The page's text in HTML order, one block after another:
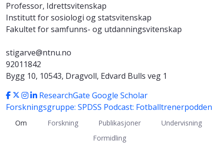
Professor, Idrettsvitenskap
Institutt for sosiologi og statsvitenskap
Fakultet for samfunns- og utdanningsvitenskap
stigarve@ntnu.no
92011842
Bygg 10, 10543, Dragvoll, Edvard Bulls veg 1
ResearchGateGoogle Scholar
Forskningsgruppe: SPDSS Podcast: Fotballtrenerpodden
Om Forskning Publikasjoner
Undervisning
Formidling